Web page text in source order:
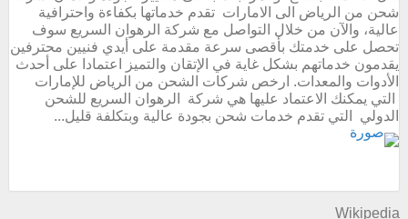
شحن من الرياض الى الامارات تقدم خدماتها بكفاءة واحترافية
عالية، والآن من خلال التواصل مع شركة الرهوان السريع سوف
تحصل على خدمتك بأقصى سرعة مقدمة على أيدي فنيين محترفين
يقدمون خدماتهم بشكل غاية في الإتقان والتميز اعتمادا على أحدث
الأدوات والمعدات. ارخص شركات الشحن من الرياض للإمارات
التي يمكنك الاعتماد عليها هي شركة الرهوان السريع للشحن
الدولي التي تقدم خدمات شحن بجودة عالية وبتكلفة قليل...
Wikipedia